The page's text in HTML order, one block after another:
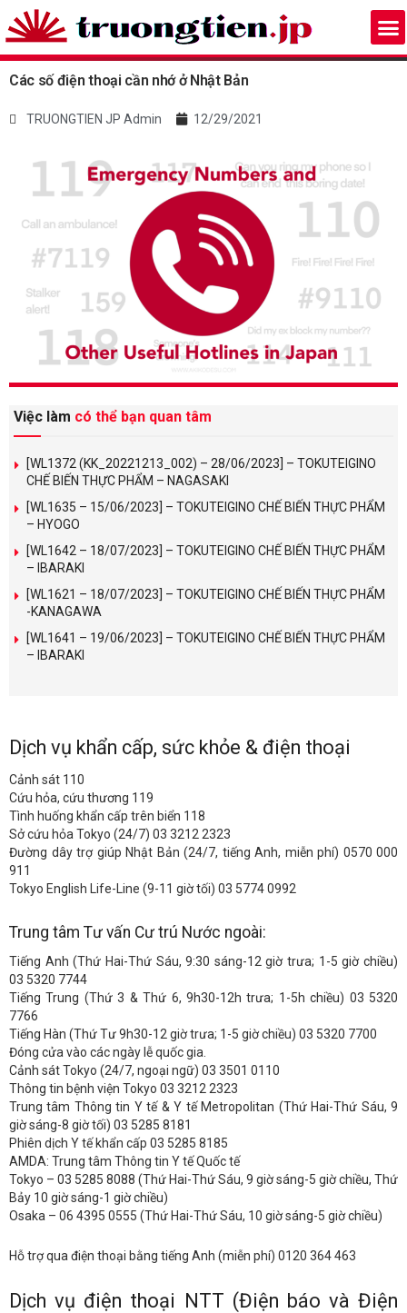
Các số điện thoại cần nhớ ở Nhật Bản
TRUONGTIEN JP Admin 12/29/2021
Việc làm có thể bạn quan tâm
[WL1372 (KK_20221213_002) – 28/06/2023] – TOKUTEIGINO
CHẾ BIẾN THỰC PHẨM – NAGASAKI
[WL1635 – 15/06/2023] – TOKUTEIGINO CHẾ BIẾN THỰC PHẨM
– HYOGO
[WL1642 – 18/07/2023] – TOKUTEIGINO CHẾ BIẾN THỰC PHẨM
– IBARAKI
[WL1621 – 18/07/2023] – TOKUTEIGINO CHẾ BIẾN THỰC PHẨM
-KANAGAWA
[WL1641 – 19/06/2023] – TOKUTEIGINO CHẾ BIẾN THỰC PHẨM
– IBARAKI
Dịch vụ khẩn cấp, sức khỏe & điện thoại
Cảnh sát 110
Cứu hỏa, cứu thương 119
Tình huống khẩn cấp trên biển 118
Sở cứu hỏa Tokyo (24/7) 03 3212 2323
Đường dây trợ giúp Nhật Bản (24/7, tiếng Anh, miễn phí) 0570 000
911
Tokyo English Life-Line (9-11 giờ tối) 03 5774 0992
Trung tâm Tư vấn Cư trú Nước ngoài:
Tiếng Anh (Thứ Hai-Thứ Sáu, 9:30 sáng-12 giờ trưa; 1-5 giờ chiều)
03 5320 7744
Tiếng Trung (Thứ 3 & Thứ 6, 9h30-12h trưa; 1-5h chiều) 03 5320
7766
Tiếng Hàn (Thứ Tư 9h30-12 giờ trưa; 1-5 giờ chiều) 03 5320 7700
Đóng cửa vào các ngày lễ quốc gia.
Cảnh sát Tokyo (24/7, ngoại ngữ) 03 3501 0110
Thông tin bệnh viện Tokyo 03 3212 2323
Trung tâm Thông tin Y tế & Y tế Metropolitan (Thứ Hai-Thứ Sáu, 9
giờ sáng-8 giờ tối) 03 5285 8181
Phiên dịch Y tế khẩn cấp 03 5285 8185
AMDA: Trung tâm Thông tin Y tế Quốc tế
Tokyo – 03 5285 8088 (Thứ Hai-Thứ Sáu, 9 giờ sáng-5 giờ chiều, Thứ
Bảy 10 giờ sáng-1 giờ chiều)
Osaka – 06 4395 0555 (Thứ Hai-Thứ Sáu, 10 giờ sáng-5 giờ chiều)
Hỗ trợ qua điện thoại bằng tiếng Anh (miễn phí) 0120 364 463
Dịch vụ điện thoại NTT (Điện báo và Điện